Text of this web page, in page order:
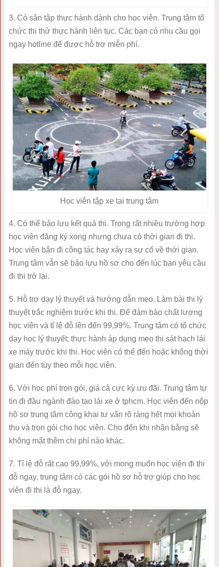
3. Có sân tập thực hành dành cho học viên. Trung tâm tổ
chức thi thử thực hành liên tục. Các bạn có nhu cầu gọi
ngay hotline để được hỗ trợ miễn phí.
Học viên tập xe tại trung tâm
4. Có thể bảo lưu kết quả thi. Trong rất nhiều trường hợp
học viên đăng ký xong nhưng chưa có thời gian đi thi.
Học viên bận đi công tác hay xảy ra sự cố về thời gian.
Trung tâm vẫn sẽ bảo lưu hồ sơ cho đến lúc bạn yêu cầu
đi thi trở lại.
5. Hỗ trợ dạy lý thuyết và hướng dẫn mẹo. Làm bài thi lý
thuyết trắc nghiệm trước khi thi. Để đảm bảo chất lượng
học viên và tỉ lệ đỗ lên đến 99,99%. Trung tâm có tổ chức
dạy học lý thuyết; thực hành áp dụng mẹo thi sát hạch lái
xe máy trước khi thi. Học viên có thể đến hoặc không thời
gian đến tùy theo mỗi học viên.
6. Với học phí trọn gói, giá cả cực kỳ ưu đãi. Trung tâm tự
tin đi đầu ngành đào tạo lái xe ở tphcm. Học viên đến nộp
hồ sơ trung tâm công khai tư vấn rõ ràng hết mọi khoản
thu và trọn gói cho học viên. Cho đến khi nhận bằng sẽ
không mất thêm chi phí nào khác.
7. Tỉ lệ đỗ rất cao 99,99%, với mong muốn học viên đi thi
đỗ ngay, trung tâm có các gói hồ sơ hỗ trợ giúp cho học
viên đi thi là đỗ ngay.